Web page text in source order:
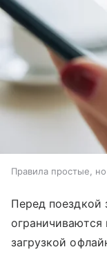
Правила простые,
Перед поездкой
загрузкой